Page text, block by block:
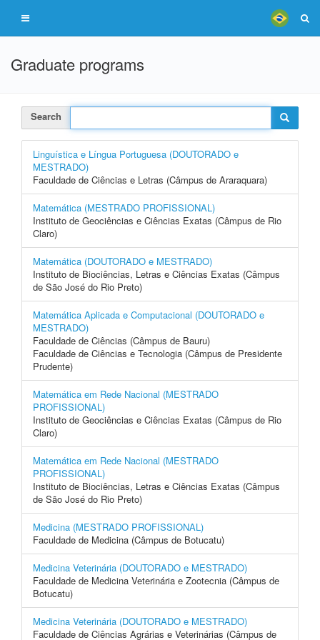
Graduate programs
Search
Linguística e Língua Portuguesa (DOUTORADO e
MESTRADO)
Faculdade de Ciências e Letras (Câmpus de Araraquara)
Matemática (MESTRADO PROFISSIONAL)
Instituto de Geociências e Ciências Exatas (Câmpus de Rio
Claro)
Matemática (DOUTORADO e MESTRADO)
Instituto de Biociências, Letras e Ciências Exatas (Câmpus
de São José do Rio Preto)
Matemática Aplicada e Computacional (DOUTORADO e
MESTRADO)
Faculdade de Ciências (Câmpus de Bauru)
Faculdade de Ciências e Tecnologia (Câmpus de Presidente
Prudente)
Matemática em Rede Nacional (MESTRADO
PROFISSIONAL)
Instituto de Geociências e Ciências Exatas (Câmpus de Rio
Claro)
Matemática em Rede Nacional (MESTRADO
PROFISSIONAL)
Instituto de Biociências, Letras e Ciências Exatas (Câmpus
de São José do Rio Preto)
Medicina (MESTRADO PROFISSIONAL)
Faculdade de Medicina (Câmpus de Botucatu)
Medicina Veterinária (DOUTORADO e MESTRADO)
Faculdade de Medicina Veterinária e Zootecnia (Câmpus de
Botucatu)
Medicina Veterinária (DOUTORADO e MESTRADO)
Faculdade de Ciências Agrárias e Veterinárias (Câmpus de